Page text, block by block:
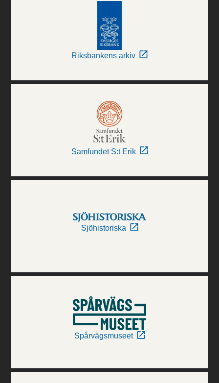
Riksbankens arkiv
Samfundet S:t Erik
Sjöhistoriska
Spårvägsmuseet